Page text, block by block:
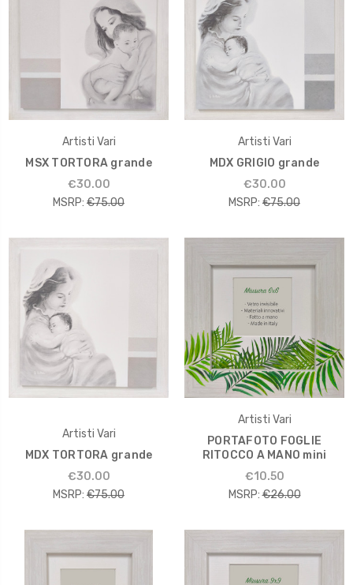
Artisti Vari
MSX TORTORA grande
€30.00
MSRP: €75.00
Artisti Vari
MDX GRIGIO grande
€30.00
MSRP: €75.00
Artisti Vari
MDX TORTORA grande
€30.00
MSRP: €75.00
Artisti Vari
PORTAFOTO FOGLIE
RITOCCO A MANO mini
€10.50
MSRP: €26.00